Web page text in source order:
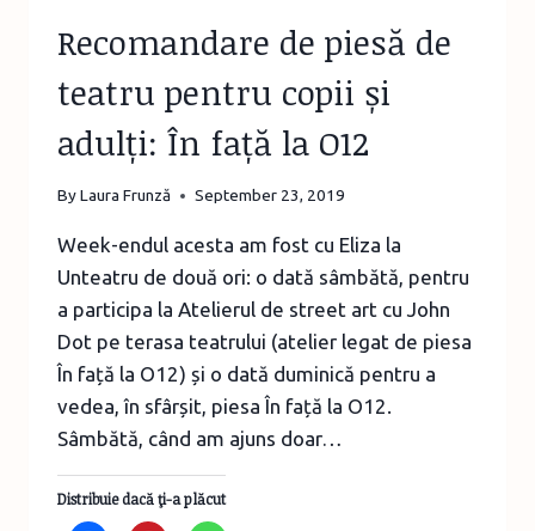
Recomandare de piesă de
teatru pentru copii și
adulți: În față la O12
ByLaura Frunză September 23, 2019
Week-endul acesta am fost cu Eliza la
Unteatru de două ori: o dată sâmbătă, pentru
a participa la Atelierul de street art cu John
Dot pe terasa teatrului (atelier legat de piesa
În față la O12) și o dată duminică pentru a
vedea, în sfârșit, piesa În față la O12.
Sâmbătă, când am ajuns doar…
Distribuie dacă ţi-a plăcut